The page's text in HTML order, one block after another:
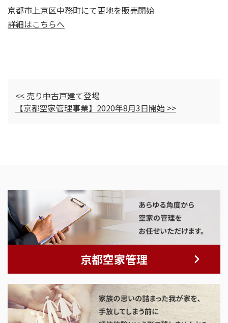
京都市上京区中務町にて更地を販売開始
詳細はこちらへ
<< 売り中古戸建て登場
【京都空家管理事業】2020年8月3日開始 >>
京都空家管理